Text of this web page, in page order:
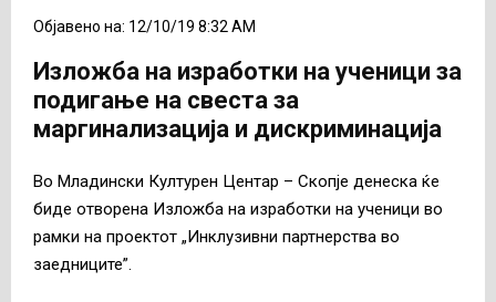
Објавено на: 12/10/19 8:32 AM
Изложба на изработки на ученици за
подигање на свеста за
маргинализација и дискриминација
Во Младински Културен Центар – Скопје денеска ќе
биде отворена Изложба на изработки на ученици во
рамки на проектот „Инклузивни партнерства во
заедниците”.